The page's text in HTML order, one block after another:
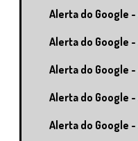
Alerta do Google
Alerta do Google
Alerta do Google
Alerta do Google
Alerta do Google